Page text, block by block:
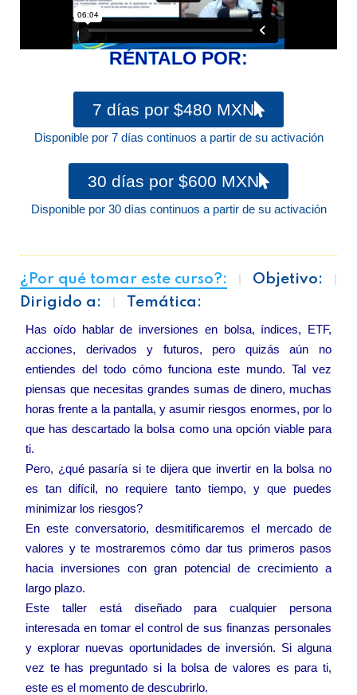
RÉNTALO POR:
7 días por $480 MXN
Disponible por 7 días continuos a partir de su activación
30 días por $600 MXN
Disponible por 30 días continuos a partir de su activación
¿Por qué tomar este curso?:
Objetivo:
Dirigido a:
Temática:
Has oído hablar de inversiones en bolsa, índices, ETF,
acciones, derivados y futuros, pero quizás aún no
entiendes del todo cómo funciona este mundo. Tal vez
piensas que necesitas grandes sumas de dinero, muchas
horas frente a la pantalla, y asumir riesgos enormes, por lo
que has descartado la bolsa como una opción viable para
ti.
Pero, ¿qué pasaría si te dijera que invertir en la bolsa no
es tan difícil, no requiere tanto tiempo, y que puedes
minimizar los riesgos?
En este conversatorio, desmitificaremos el mercado de
valores y te mostraremos cómo dar tus primeros pasos
hacia inversiones con gran potencial de crecimiento a
largo plazo.
Este taller está diseñado para cualquier persona
interesada en tomar el control de sus finanzas personales
y explorar nuevas oportunidades de inversión. Si alguna
vez te has preguntado si la bolsa de valores es para ti,
este es el momento de descubrirlo.